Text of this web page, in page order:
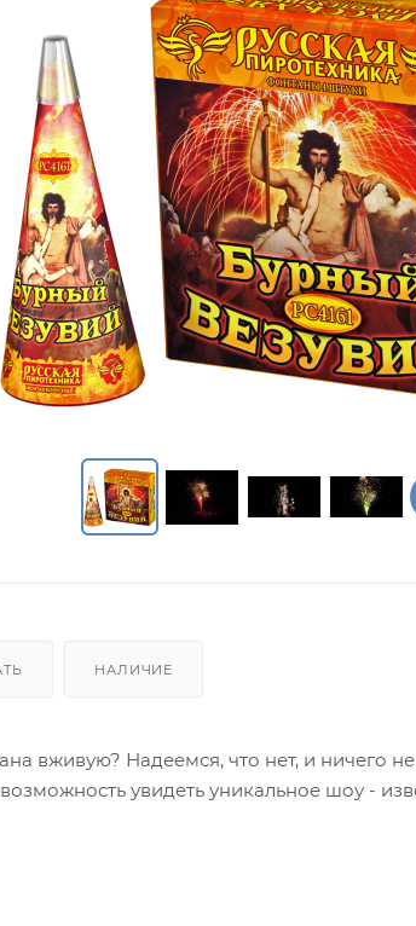
НАЛИЧИЕ
вживую? Надеемся, что нет, и ничего
увидеть уникальное шоу -